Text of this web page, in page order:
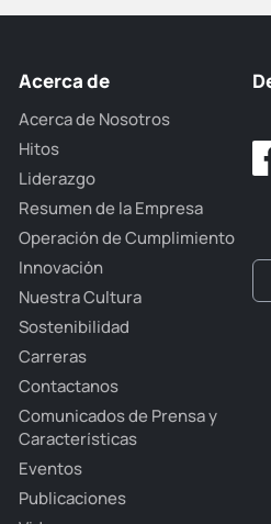
Acerca de
Acerca de Nosotros
Hitos
Liderazgo
Resumen de la Empresa
Operación de Cumplimiento
Innovación
Nuestra Cultura
Sostenibilidad
Carreras
Contactanos
Comunicados de Prensa y
Características
Eventos
Publicaciones